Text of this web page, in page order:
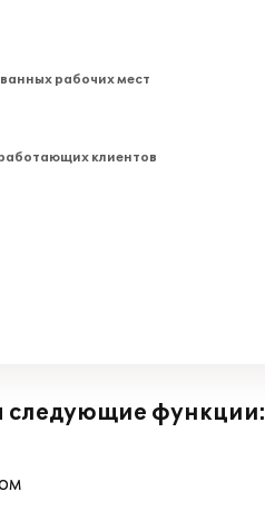
рабочих мест
клиентов
следующие функции: